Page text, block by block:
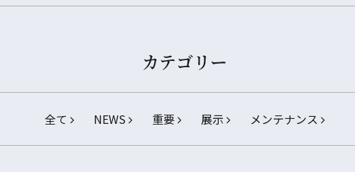
カテゴリー
全て NEWS 重要 展示 メンテナンス